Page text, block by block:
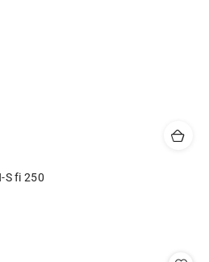
S fi 250